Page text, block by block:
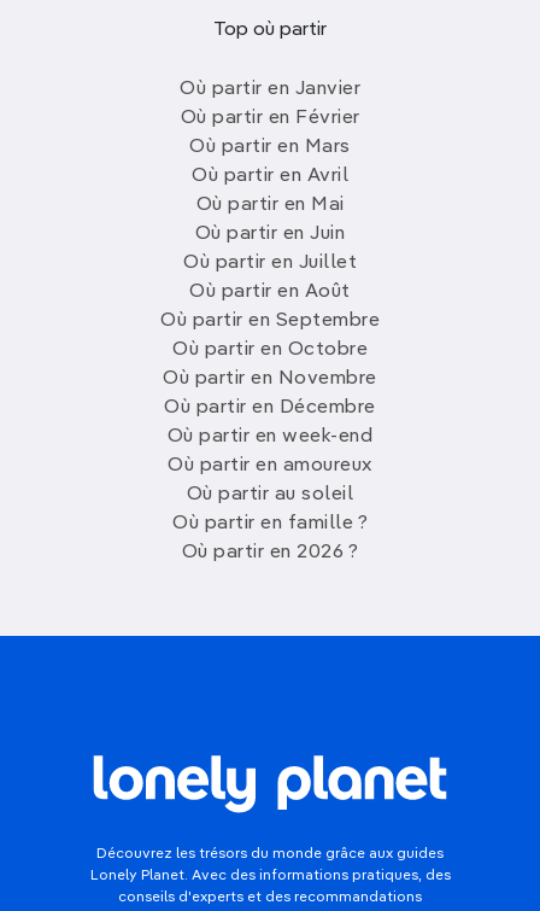
Top où partir
Où partir en Janvier
Où partir en Février
Où partir en Mars
Où partir en Avril
Où partir en Mai
Où partir en Juin
Où partir en Juillet
Où partir en Août
Où partir en Septembre
Où partir en Octobre
Où partir en Novembre
Où partir en Décembre
Où partir en week-end
Où partir en amoureux
Où partir au soleil
Où partir en famille ?
Où partir en 2026 ?
Découvrez les trésors du monde grâce aux guides
Lonely Planet. Avec des informations pratiques, des
conseils d'experts et des recommandations